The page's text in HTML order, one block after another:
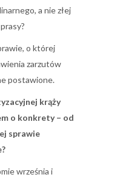
a nie złej
o której
zarzutów
postawione.
krąży
o konkrety – od
sprawie
września i